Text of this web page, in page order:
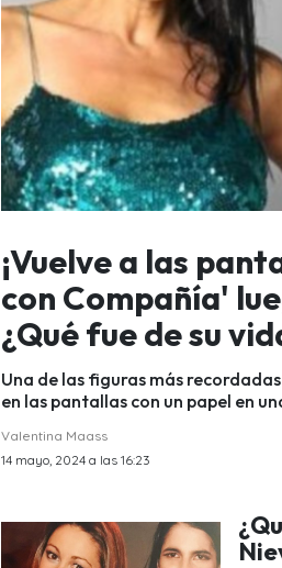
¡Vuelve a las
con Compañía'
¿Qué fue de su
Una de las figuras más
en las pantallas con un papel en
Valentina Maass
14 mayo, 2024 a las 16:23